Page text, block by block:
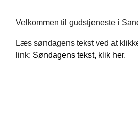
Velkommen til gudstjeneste i
Læs søndagens tekst ved at
link: Søndagens tekst, klik her.